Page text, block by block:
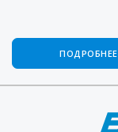
ПОДРОБНЕЕ